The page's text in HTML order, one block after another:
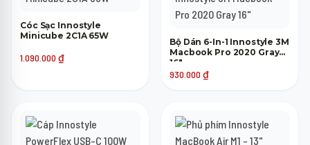
Cóc Sạc Innostyle
Minicube 2C1A 65W
1.090.000 ₫
Bộ Dán 6-In-1 Innostyle 3M
Macbook Pro 2020 Gray
16"
930.000 ₫